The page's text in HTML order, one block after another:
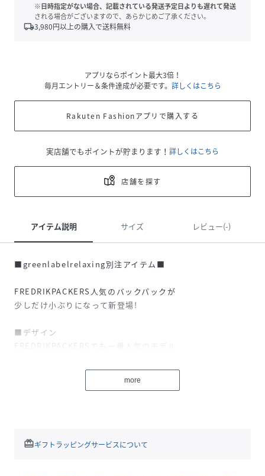
※日時指定がない場合、記載されている発送予定日よりも遅れて発送
される場合がございますので、あらかじめご了承ください。
local_shipping3,980円以上の購入で送料無料
アプリならポイント最大3倍！
毎月エントリー＆条件達成が必要です。 詳しくはこちら
Rakuten Fashionアプリで購入する
実店舗でもポイントが貯まります！ 詳しくはこちら
店舗を探す
アイテム説明 サイズ レビュー(-)
■greenlabelrelaxing別注アイテム■
FREDRIKPACKERS人気のバックパックが
少しだけ小ぶりになって新登場!
■デザイン
FREDRIKPACKERSでも一番人気のモデル
デイリー使いしやすくカジュアル過ぎない！をポイントに、
ト。
more
redeemギフトラッピングサービスについて